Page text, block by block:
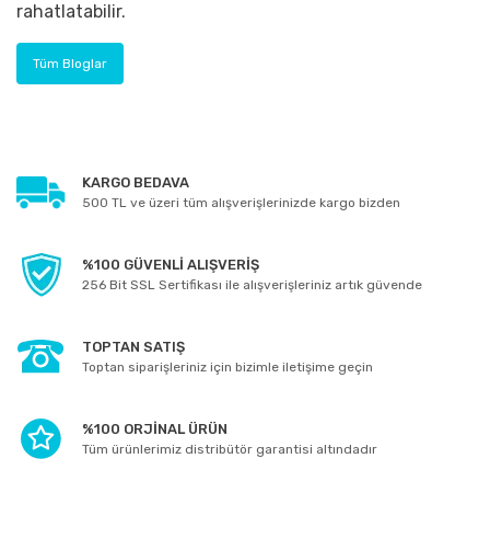
rahatlatabilir.
Tüm Bloglar
KARGO BEDAVA
500 TL ve üzeri tüm alışverişlerinizde kargo bizden
%100 GÜVENLİ ALIŞVERİŞ
256 Bit SSL Sertifikası ile alışverişleriniz artık güvende
TOPTAN SATIŞ
Toptan siparişleriniz için bizimle iletişime geçin
%100 ORJİNAL ÜRÜN
Tüm ürünlerimiz distribütör garantisi altındadır